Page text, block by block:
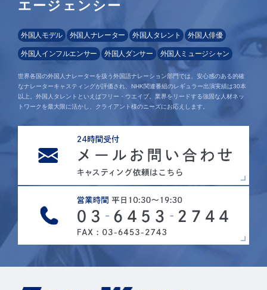
エージェンシー
外国人モデル 外国人ナレーター 外国人タレント 外国人俳優
外国人インフルエンサー 外国人ダンサー 外国人ミュージシャン
世界各国の外国人ナレーターを扱う外国語ナレーション部門では、安心感のある的確
なナレーターキャスティングが評価され、NHK関連番組のレギュラー出演実績は30本
以上。外国人タレントといえばフリー・ウエイブ。業界をリードする強固な人材ネッ
トワークを最大限に活かし、クライアント様のニーズにお応えします。